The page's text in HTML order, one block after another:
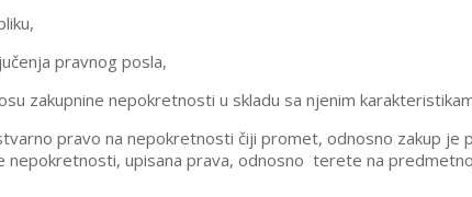
pravnog posla,
zakupnine nepokretnosti u skladu sa njenim
pravo na nepokretnosti čiji promet, odnosno zakup
upisana prava, odnosno terete na